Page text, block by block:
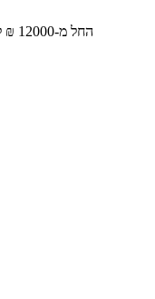
החל מ-‏12000 ₪ ללילה למזמינים 2 לילות בסופ"ש הקרוב